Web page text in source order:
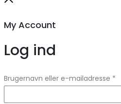
My Account
Log ind
Brugernavn eller e-mailadresse *